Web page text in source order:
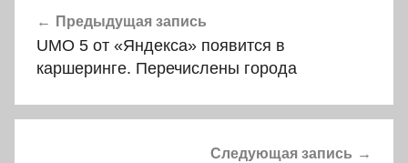
по
записям
Предыдущая запись
UMO 5 от «Яндекса» появится в
каршеринге. Перечислены города
Следующая запись